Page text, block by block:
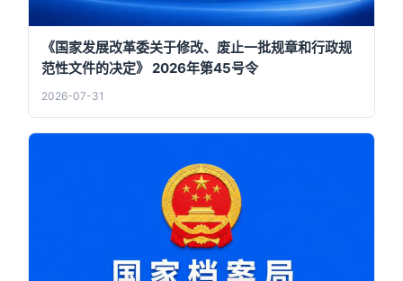
《国家发展改革委关于修改、废止一批规章和行政规
范性文件的决定》 2026年第45号令
2026-07-31